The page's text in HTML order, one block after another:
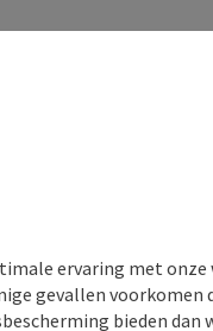
ervaring met
gevallen voorkomen
bieden